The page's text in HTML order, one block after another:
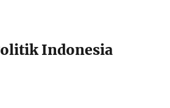
Indonesia